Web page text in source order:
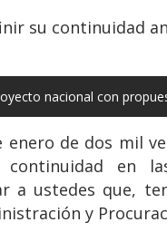
su continuidad
nacional con
enero de dos mil
en
a ustedes que,
y